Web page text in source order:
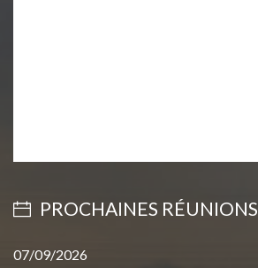
PROCHAINES RÉUNIONS
07/09/2026